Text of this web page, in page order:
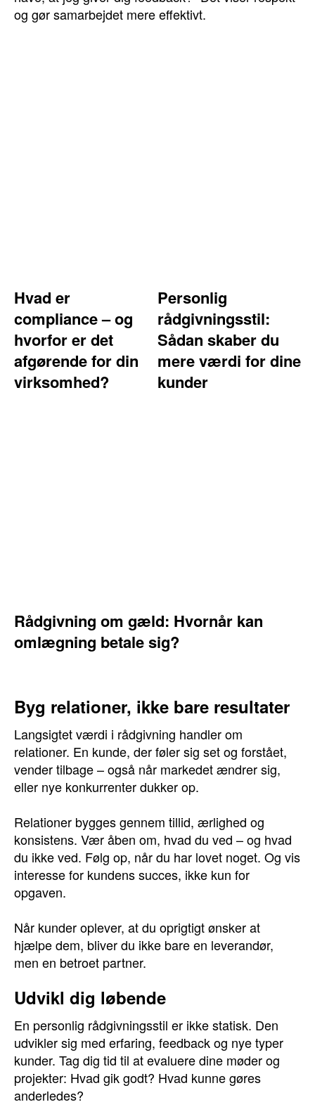
og gør samarbejdet mere effektivt.
Hvad er
compliance – og
hvorfor er det
afgørende for din
virksomhed?
Personlig
rådgivningsstil:
Sådan skaber du
mere værdi for dine
kunder
Rådgivning om gæld: Hvornår kan
omlægning betale sig?
Byg relationer, ikke bare resultater
Langsigtet værdi i rådgivning handler om
relationer. En kunde, der føler sig set og forstået,
vender tilbage – også når markedet ændrer sig,
eller nye konkurrenter dukker op.
Relationer bygges gennem tillid, ærlighed og
konsistens. Vær åben om, hvad du ved – og hvad
du ikke ved. Følg op, når du har lovet noget. Og vis
interesse for kundens succes, ikke kun for
opgaven.
Når kunder oplever, at du oprigtigt ønsker at
hjælpe dem, bliver du ikke bare en leverandør,
men en betroet partner.
Udvikl dig løbende
En personlig rådgivningsstil er ikke statisk. Den
udvikler sig med erfaring, feedback og nye typer
kunder. Tag dig tid til at evaluere dine møder og
projekter: Hvad gik godt? Hvad kunne gøres
anderledes?